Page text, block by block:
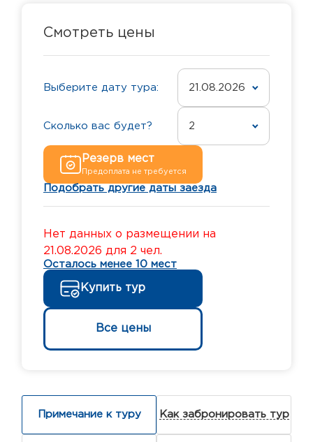
Смотреть цены
Выберите дату тура: 21.08.2026
Сколько вас будет? 2
Резерв мест
Предоплата не требуется
Подобрать другие даты заезда
Нет данных о размещении на
21.08.2026 для 2 чел.
Осталось менее 10 мест
Купить тур
Все цены
Примечание к туру Как забронировать тур